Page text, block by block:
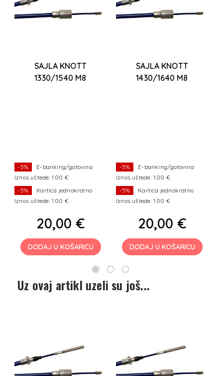
SAJLA KNOTT
1330/1540 M8
-5%
E-banking/gotovina
Iznos uštede: 1.00 €
-5%
Kartica jednokratno
Iznos uštede: 1.00 €
20,00 €
DODAJ U KOŠARICU
SAJLA KNOTT
1430/1640 M8
-5%
E-banking/gotovina
Iznos uštede: 1.00 €
-5%
Kartica jednokratno
Iznos uštede: 1.00 €
20,00 €
DODAJ U KOŠARICU
Uz ovaj artikl uzeli su još...